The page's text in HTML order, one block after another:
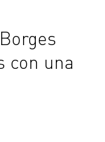
con una